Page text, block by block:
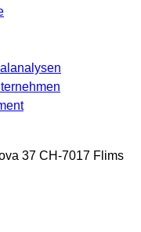
37 CH-7017 Flims